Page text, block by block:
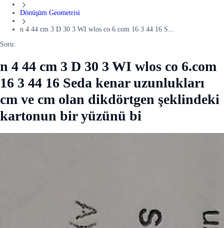
Dönüşüm Geometrisi
n 4 44 cm 3 D 30 3 WI wlos co 6.com 16 3 44 16 S...
Soru:
n 4 44 cm 3 D 30 3 WI wlos co 6.com
16 3 44 16 Seda kenar uzunlukları
cm ve cm olan dikdörtgen şeklindeki
kartonun bir yüzünü bi